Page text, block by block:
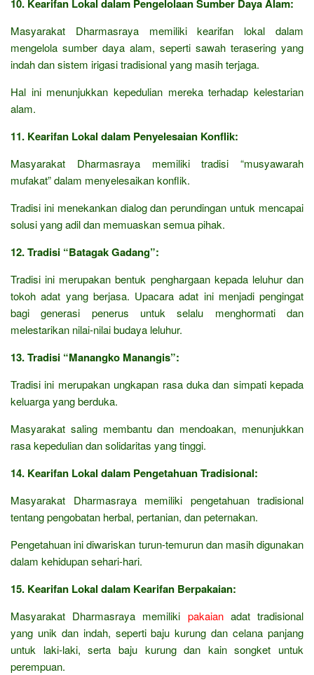
10. Kearifan Lokal dalam Pengelolaan Sumber Daya Alam:
Masyarakat Dharmasraya memiliki kearifan lokal dalam
mengelola sumber daya alam, seperti sawah terasering yang
indah dan sistem irigasi tradisional yang masih terjaga.
Hal ini menunjukkan kepedulian mereka terhadap kelestarian
alam.
11. Kearifan Lokal dalam Penyelesaian Konflik:
Masyarakat Dharmasraya memiliki tradisi “musyawarah
mufakat” dalam menyelesaikan konflik.
Tradisi ini menekankan dialog dan perundingan untuk mencapai
solusi yang adil dan memuaskan semua pihak.
12. Tradisi “Batagak Gadang”:
Tradisi ini merupakan bentuk penghargaan kepada leluhur dan
tokoh adat yang berjasa. Upacara adat ini menjadi pengingat
bagi generasi penerus untuk selalu menghormati dan
melestarikan nilai-nilai budaya leluhur.
13. Tradisi “Manangko Manangis”:
Tradisi ini merupakan ungkapan rasa duka dan simpati kepada
keluarga yang berduka.
Masyarakat saling membantu dan mendoakan, menunjukkan
rasa kepedulian dan solidaritas yang tinggi.
14. Kearifan Lokal dalam Pengetahuan Tradisional:
Masyarakat Dharmasraya memiliki pengetahuan tradisional
tentang pengobatan herbal, pertanian, dan peternakan.
Pengetahuan ini diwariskan turun-temurun dan masih digunakan
dalam kehidupan sehari-hari.
15. Kearifan Lokal dalam Kearifan Berpakaian:
Masyarakat Dharmasraya memiliki pakaianadat tradisional
yang unik dan indah, seperti baju kurung dan celana panjang
untuk laki-laki, serta baju kurung dan kain songket untuk
perempuan.